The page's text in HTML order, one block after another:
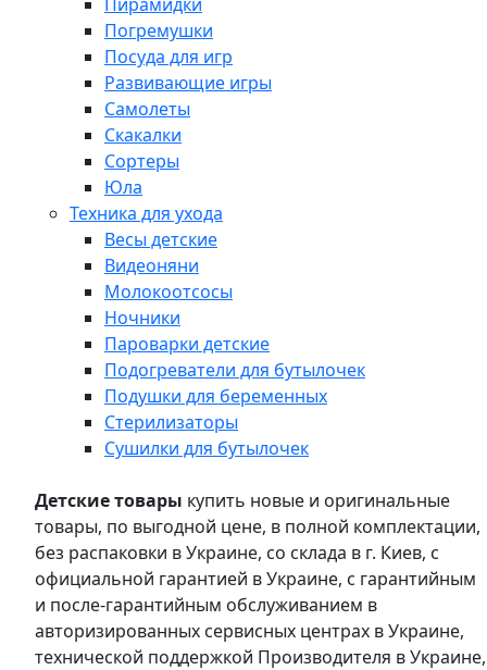
Погремушки
Посуда для игр
Развивающие игры
Самолеты
Скакалки
Сортеры
Юла
Техника для ухода
Весы детские
Видеоняни
Молокоотсосы
Ночники
Пароварки детские
Подогреватели для бутылочек
Подушки для беременных
Стерилизаторы
Сушилки для бутылочек
Детские товары купить новые и оригинальные
товары, по выгодной цене, в полной комплектации,
без распаковки в Украине, со склада в г. Киев, с
официальной гарантией в Украине, с гарантийным
и после-гарантийным обслуживанием в
авторизированных сервисных центрах в Украине,
технической поддержкой Производителя в Украине,